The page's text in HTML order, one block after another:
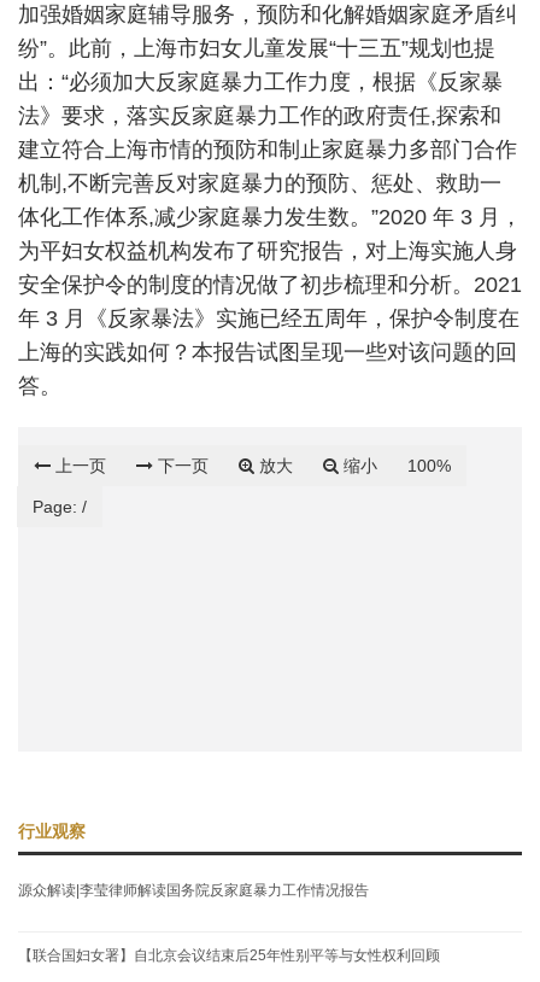
加强婚姻家庭辅导服务，预防和化解婚姻家庭矛盾纠
纷”。此前，上海市妇女儿童发展“十三五”规划也提
出：“必须加大反家庭暴力工作力度，根据《反家暴
法》要求，落实反家庭暴力工作的政府责任,探索和
建立符合上海市情的预防和制止家庭暴力多部门合作
机制,不断完善反对家庭暴力的预防、惩处、救助一
体化工作体系,减少家庭暴力发生数。”2020 年 3 月，
为平妇女权益机构发布了研究报告，对上海实施人身
安全保护令的制度的情况做了初步梳理和分析。2021
年 3 月《反家暴法》实施已经五周年，保护令制度在
上海的实践如何？本报告试图呈现一些对该问题的回
答。
上一页 下一页 放大 缩小 100%
Page: /
行业观察
源众解读|李莹律师解读国务院反家庭暴力工作情况报告
【联合国妇女署】自北京会议结束后25年性别平等与女性权利回顾